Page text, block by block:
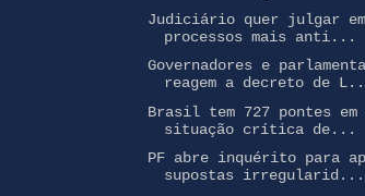
Judiciário quer julgar em
processos mais anti...
Governadores e
reagem a decreto de
Brasil tem 727 pontes em
situação crítica de...
PF abre inquérito para
supostas irregularid...